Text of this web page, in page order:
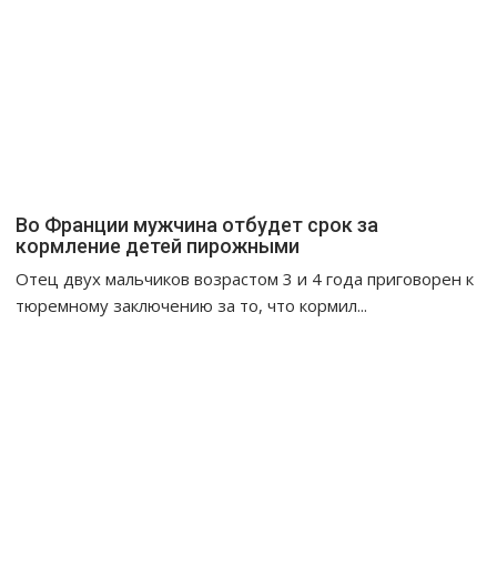
Во Франции мужчина отбудет срок за
кормление детей пирожными
Отец двух мальчиков возрастом 3 и 4 года приговорен к
тюремному заключению за то, что кормил...